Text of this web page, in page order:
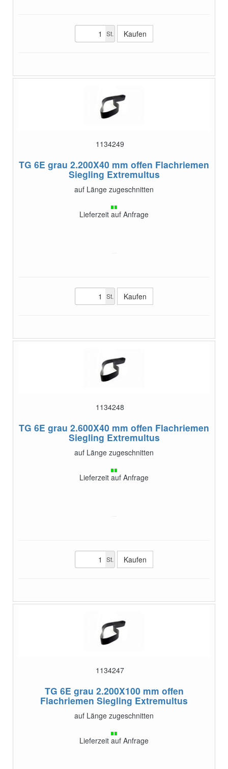
St.
1134249
TG 6E grau 2.200X40 mm offen Flachriemen
Siegling Extremultus
auf Länge zugeschnitten
Lieferzeit auf Anfrage
St.
1134248
TG 6E grau 2.600X40 mm offen Flachriemen
Siegling Extremultus
auf Länge zugeschnitten
Lieferzeit auf Anfrage
St.
1134247
TG 6E grau 2.200X100 mm offen
Flachriemen Siegling Extremultus
auf Länge zugeschnitten
Lieferzeit auf Anfrage